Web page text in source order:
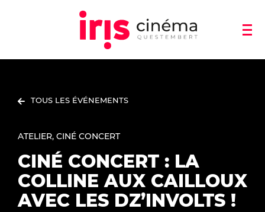
TOUS LES ÉVÉNEMENTS
ATELIER CINÉ CONCERT
CINÉ CONCERT : LA
COLLINE AUX CAILLOUX
AVEC LES DZ’INVOLTS !